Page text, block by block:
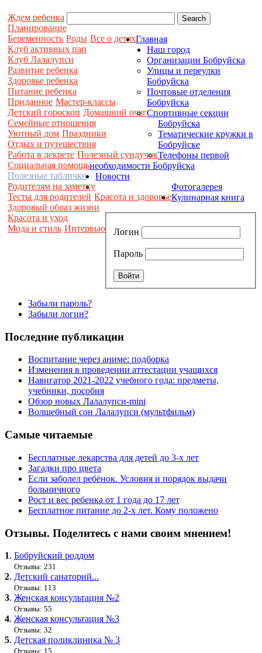
Ждем ребенка
Планирование
Беременность Роды Все о детях
Клуб активных пап
Клуб Лалалупси
Развитие ребенка
Здоровье ребенка
Питание ребенка
Приданное Мастер-классы
Детский гороскоп Домашний очаг
Семейные отношения
Уютный дом Праздники
Отдых и путешествия
Работа в декрете Полезный сундучок
Социальная помощь
Полезные таблички
Родителям на заметку
Тесты для родителей Красота и здоровье
Здоровый образ жизни
Красота и уход
Мода и стиль Интервью
Главная
Наш город
Организации Бобруйска
Улицы и переулки
Бобруйска
Почтовые отделения
Бобруйска
Спортивные секции
Бобруйска
Тематические кружки в
Бобруйске
Телефоны первой
необходимости Бобруйска
Новости
Фотогалерея
Кулинарная книга
Логин
Пароль
Забыли пароль?
Забыли логин?
Последние публикации
Воспитание через аниме: подборка
Изменения в проведении аттестации учащихся
Навигатор 2021-2022 учебного года: предметы,
учебники, пособия
Обзор новых Лалалупси-mini
Волшебный сон Лалалупси (мультфильм)
Самые читаемые
Бесплатные лекарства для детей до 3-х лет
Загадки про цвета
Если заболел ребёнок. Условия и порядок выдачи
больничного
Рост и вес ребенка от 1 года до 17 лет
Бесплатное питание до 2-х лет. Кому положено
Отзывы. Поделитесь с нами своим мнением!
1. Бобруйский роддом
Отзывы: 231
2. Детский санаторий...
Отзывы: 113
3. Женская консультация №2
Отзывы: 55
4. Женская консультация №3
Отзывы: 32
5. Детская поликлиника № 3
Отзывы: 15